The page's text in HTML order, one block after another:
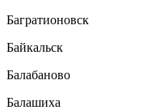
Багратионовск
Байкальск
Балабаново
Балашиха